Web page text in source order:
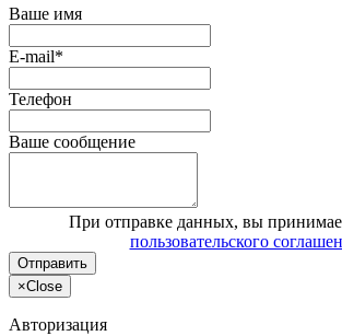
Ваше имя
E-mail*
Телефон
Ваше сообщение
При отправке данных, вы
пользовательского
Отправить
×Close
Авторизация